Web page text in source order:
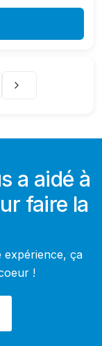
a aidé à
faire la
expérience, ça
!